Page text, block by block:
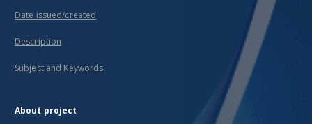
Date issued/created
Description
Subject and Keywords
About project